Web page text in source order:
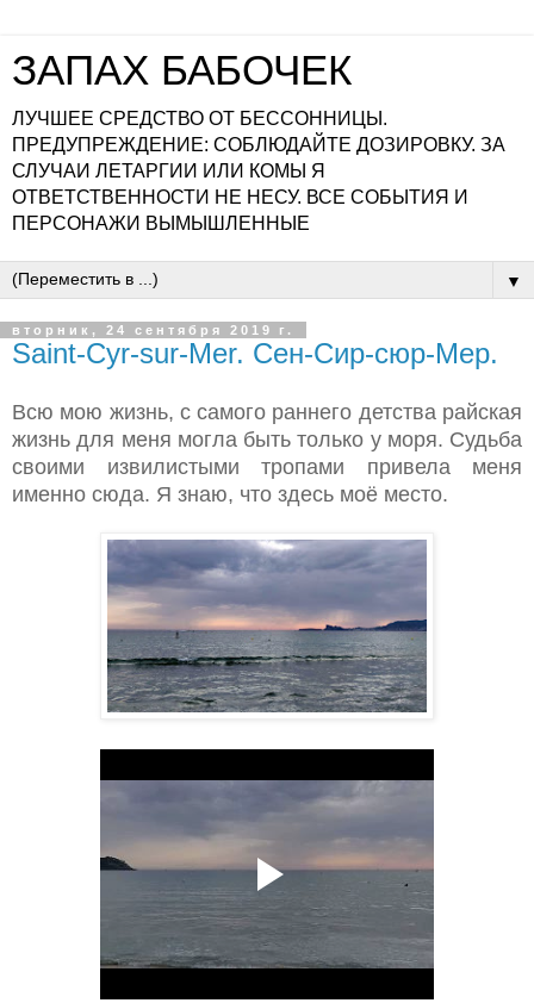
ЗАПАХ БАБОЧЕК
ЛУЧШЕЕ СРЕДСТВО ОТ БЕССОННИЦЫ.
ПРЕДУПРЕЖДЕНИЕ: СОБЛЮДАЙТЕ ДОЗИРОВКУ. ЗА
СЛУЧАИ ЛЕТАРГИИ ИЛИ КОМЫ Я
ОТВЕТСТВЕННОСТИ НЕ НЕСУ. ВСЕ СОБЫТИЯ И
ПЕРСОНАЖИ ВЫМЫШЛЕННЫЕ
▼
вторник, 24 сентября 2019 г.
Saint-Cyr-sur-Mer. Сен-Сир-сюр-Мер.
Всю мою жизнь, с самого раннего детства райская
жизнь для меня могла быть только у моря. Судьба
своими извилистыми тропами привела меня
именно сюда. Я знаю, что здесь моё место.